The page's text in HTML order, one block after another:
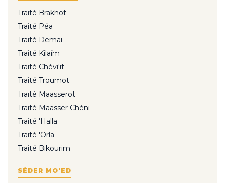
Traité Brakhot
Traité Péa
Traité Demaï
Traité Kilaïm
Traité Chévi'it
Traité Troumot
Traité Maasserot
Traité Maasser Chéni
Traité 'Halla
Traité 'Orla
Traité Bikourim
SÉDER MO'ED